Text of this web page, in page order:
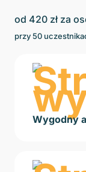
od 420 zł za
przy50
Wygodny